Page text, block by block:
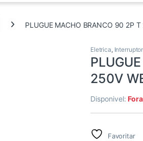
PLUGUE MACHO BRANCO 90 2P
Eletrica,
250V
Disponivel:
Favoritar